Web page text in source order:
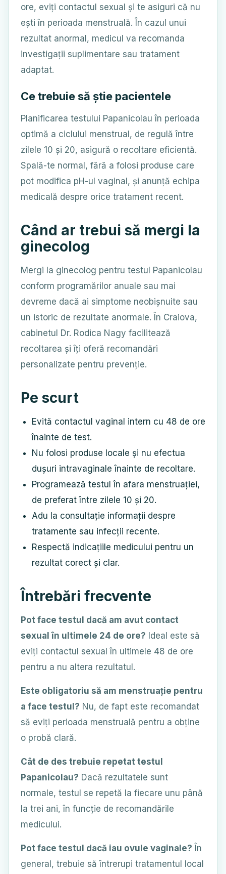
ore, eviți contactul sexual și te asiguri că nu
ești în perioada menstruală. În cazul unui
rezultat anormal, medicul va recomanda
investigații suplimentare sau tratament
adaptat.
Ce trebuie să știe pacientele
Planificarea testului Papanicolau în perioada
optimă a ciclului menstrual, de regulă între
zilele 10 și 20, asigură o recoltare eficientă.
Spală-te normal, fără a folosi produse care
pot modifica pH-ul vaginal, și anunță echipa
medicală despre orice tratament recent.
Când ar trebui să mergi la
ginecolog
Mergi la ginecolog pentru testul Papanicolau
conform programărilor anuale sau mai
devreme dacă ai simptome neobișnuite sau
un istoric de rezultate anormale. În Craiova,
cabinetul Dr. Rodica Nagy facilitează
recoltarea și îți oferă recomandări
personalizate pentru prevenție.
Pe scurt
Evită contactul vaginal intern cu 48 de ore
înainte de test.
Nu folosi produse locale și nu efectua
dușuri intravaginale înainte de recoltare.
Programează testul în afara menstruației,
de preferat între zilele 10 și 20.
Adu la consultație informații despre
tratamente sau infecții recente.
Respectă indicațiile medicului pentru un
rezultat corect și clar.
Întrebări frecvente
Pot face testul dacă am avut contact
sexual în ultimele 24 de ore? Ideal este să
eviți contactul sexual în ultimele 48 de ore
pentru a nu altera rezultatul.
Este obligatoriu să am menstruație pentru
a face testul? Nu, de fapt este recomandat
să eviți perioada menstruală pentru a obține
o probă clară.
Cât de des trebuie repetat testul
Papanicolau? Dacă rezultatele sunt
normale, testul se repetă la fiecare unu până
la trei ani, în funcție de recomandările
medicului.
Pot face testul dacă iau ovule vaginale? În
general, trebuie să întrerupi tratamentul local